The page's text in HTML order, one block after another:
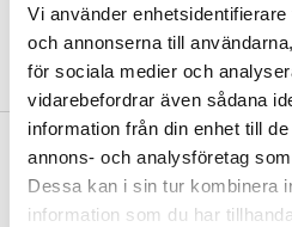
Vi använder
och annonserna till
för sociala medier och
vidarebefordrar även sådana
information från din enhet till
annons- och analysföretag
Dessa kan i sin tur kombinera
information som du har
SKAPA KUND
VAD KOSTAR
Vi erbjuder fri frakt från 350 kr. Vår
utifån vilken avdelning du